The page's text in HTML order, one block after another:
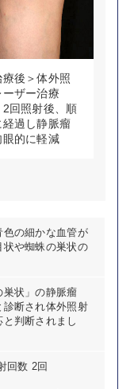
療後＞体外照
ーザー治療
2回照射後、順
経過し静脈瘤
眼的に軽減
色の細かな血管が
や蜘蛛の巣状の
巣状」の静脈瘤
診断され体外照射
判断されまし
回数 2回